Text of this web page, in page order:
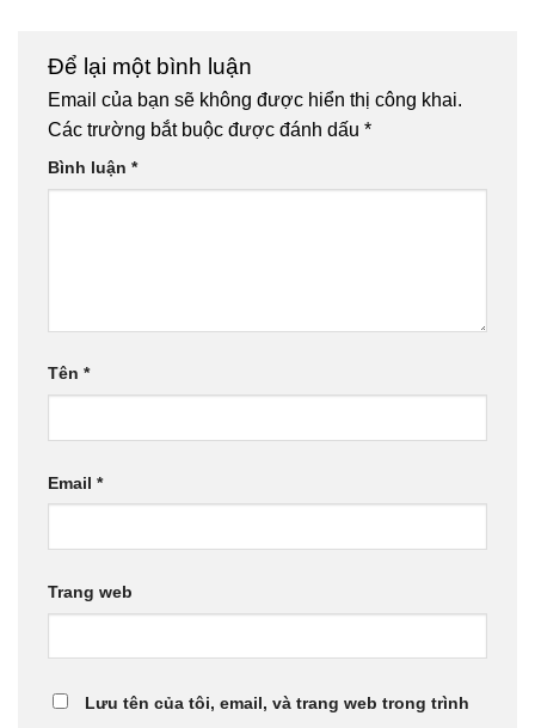
Để lại một bình luận
Email của bạn sẽ không được hiển thị công khai.
Các trường bắt buộc được đánh dấu *
Bình luận *
Tên *
Email *
Trang web
Lưu tên của tôi, email, và trang web trong trình